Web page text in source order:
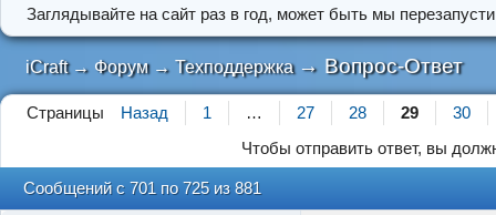
Заглядывайте на сайт раз в год, может быть мы
iCraft → Форум →Техподдержка → Вопрос-Ответ
Страницы Назад 1 … 27 28 29
30
Чтобы отправить ответ, вы
Сообщений с 701 по 725 из 881